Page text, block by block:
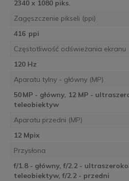
2340 x 1080 piks.
Zagęszczenie pikseli (ppi)
416 ppi
Częstotliwość odświeżania ekranu
120 Hz
Aparatu tylny - główny (MP)
50 MP - główny, 12 MP -
teleobiektyw
Aparatu przedni (MP)
12 Mpix
Przysłona
f/1.8 - główny, f/2.2 -
teleobiektyw, f/2.2 - przedni